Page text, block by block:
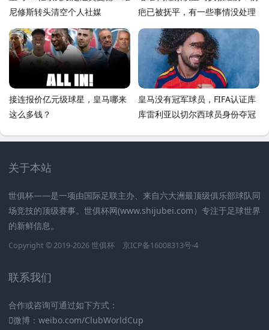
尼修斯转头清空个人社媒
疤已被抚平，有一些事情没处理
好
接连报价亿元级球星，皇马哪来
这么多钱？
皇马没有冠军球员，FIFA认证库
库雷利亚以切尔西球员身份夺冠
关于本站
世俱杯——是一项由国际足联主办、来自六大洲最顶级俱乐部球队同
场竞技的顶级赛事。世俱杯网(www.shijubei.com）专注于足球世界
的新鲜信息。
Copyright © 2019-2026 世俱杯 京ICP备16008313号-4
联系我们
合作或咨询可通过如下方式：
微博：weibo.com/ClubWorldCup